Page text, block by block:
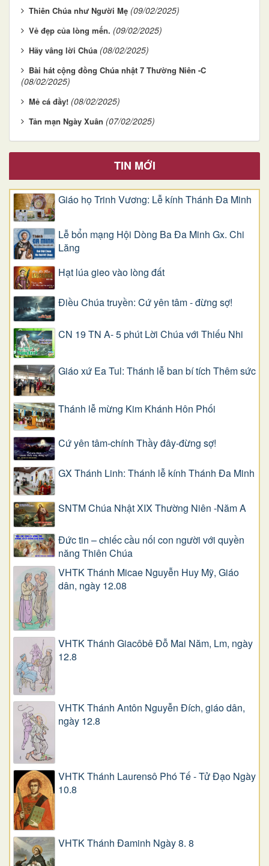
Thiên Chúa như Người Mẹ (09/02/2025)
Vẻ đẹp của lòng mến. (09/02/2025)
Hãy vâng lời Chúa (08/02/2025)
Bài hát cộng đồng Chúa nhật 7 Thường Niên -C
(08/02/2025)
Mẻ cá đầy! (08/02/2025)
Tản mạn Ngày Xuân (07/02/2025)
TIN MỚI
Giáo họ Trinh Vương: Lễ kính Thánh Đa Minh
Lễ bổn mạng Hội Dòng Ba Đa Minh Gx. Chi
Lăng
Hạt lúa gieo vào lòng đất
Điều Chúa truyền: Cứ yên tâm - đừng sợ!
CN 19 TN A- 5 phút Lời Chúa với Thiếu Nhi
Giáo xứ Ea Tul: Thánh lễ ban bí tích Thêm sức
Thánh lễ mừng Kim Khánh Hôn Phối
Cứ yên tâm-chính Thầy đây-đừng sợ!
GX Thánh Linh: Thánh lễ kính Thánh Đa Minh
SNTM Chúa Nhật XIX Thường Niên -Năm A
Đức tin – chiếc cầu nối con người với quyền
năng Thiên Chúa
VHTK Thánh Micae Nguyễn Huy Mỹ, Giáo
dân, ngày 12.08
VHTK Thánh Giacôbê Ðỗ Mai Năm, Lm, ngày
12.8
VHTK Thánh Antôn Nguyễn Ðích, giáo dân,
ngày 12.8
VHTK Thánh Laurensô Phó Tế - Tử Đạo Ngày
10.8
VHTK Thánh Đaminh Ngày 8. 8